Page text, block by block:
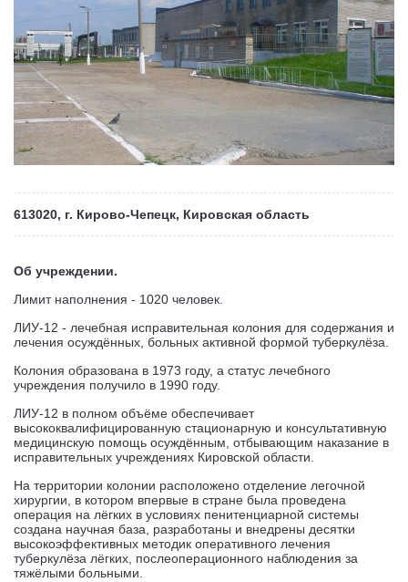
613020, г. Кирово-Чепецк, Кировская область
Об учреждении.
Лимит наполнения - 1020 человек.
ЛИУ-12 - лечебная исправительная колония для содержания и
лечения осуждённых, больных активной формой туберкулёза.
Колония образована в 1973 году, а статус лечебного
учреждения получило в 1990 году.
ЛИУ-12 в полном объёме обеспечивает
высококвалифицированную стационарную и консультативную
медицинскую помощь осуждённым, отбывающим наказание в
исправительных учреждениях Кировской области.
На территории колонии расположено отделение легочной
хирургии, в котором впервые в стране была проведена
операция на лёгких в условиях пенитенциарной системы
создана научная база, разработаны и внедрены десятки
высокоэффективных методик оперативного лечения
туберкулёза лёгких, послеоперационного наблюдения за
тяжёлыми больными.